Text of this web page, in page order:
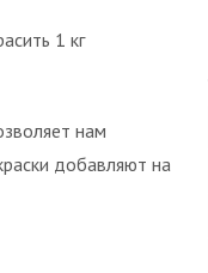
1 кг
нам
добавляют на